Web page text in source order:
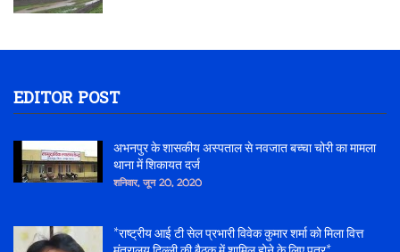
EDITOR POST
अभनपुर के शासकीय अस्पताल से नवजात बच्चा चोरी का मामला
थाना में शिकायत दर्ज
शनिवार, जून 20, 2020
*राष्ट्रीय आई टी सेल प्रभारी विवेक कुमार शर्मा को मिला वित्त